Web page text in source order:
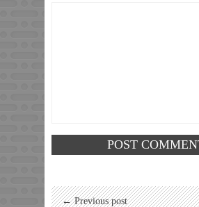
← Previous post